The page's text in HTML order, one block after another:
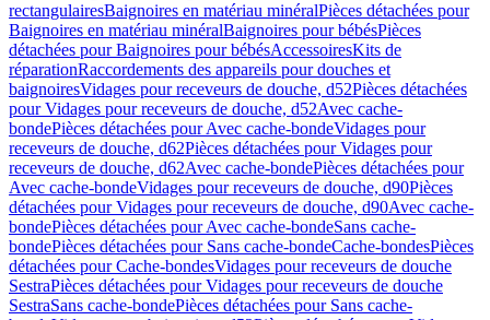
rectangulairesBaignoires en matériau minéralPièces détachées pour
Baignoires en matériau minéralBaignoires pour bébésPièces
détachées pour Baignoires pour bébésAccessoiresKits de
réparationRaccordements des appareils pour douches et
baignoiresVidages pour receveurs de douche, d52Pièces détachées
pour Vidages pour receveurs de douche, d52Avec cache-
bondePièces détachées pour Avec cache-bondeVidages pour
receveurs de douche, d62Pièces détachées pour Vidages pour
receveurs de douche, d62Avec cache-bondePièces détachées pour
Avec cache-bondeVidages pour receveurs de douche, d90Pièces
détachées pour Vidages pour receveurs de douche, d90Avec cache-
bondePièces détachées pour Avec cache-bondeSans cache-
bondePièces détachées pour Sans cache-bondeCache-bondesPièces
détachées pour Cache-bondesVidages pour receveurs de douche
SestraPièces détachées pour Vidages pour receveurs de douche
SestraSans cache-bondePièces détachées pour Sans cache-